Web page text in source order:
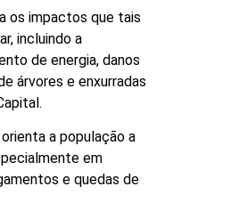
os impactos que tais
incluindo a
de energia, danos
árvores e enxurradas
a população a
em
e quedas de